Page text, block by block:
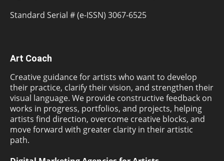
Standard Serial # (e-ISSN) 3067-6525
Art Coach
Creative guidance for artists who want to develop
their practice, clarify their vision, and strengthen their
visual language. We provide constructive feedback on
works in progress, portfolios, and projects, helping
artists find direction, overcome creative blocks, and
move forward with greater clarity in their artistic
path.